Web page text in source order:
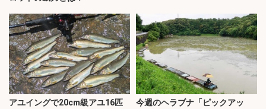
アユイングで20cm級アユ16匹
今週のヘラブナ「ピックアッ